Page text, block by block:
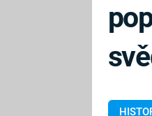
PRVNÍ SVĚTOVÁ